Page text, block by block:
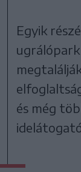
Egyik
és még